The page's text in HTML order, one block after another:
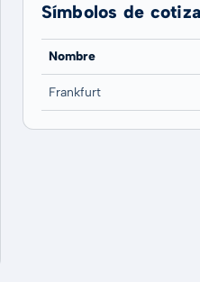
Símbolos de
Nombre
Frankfurt